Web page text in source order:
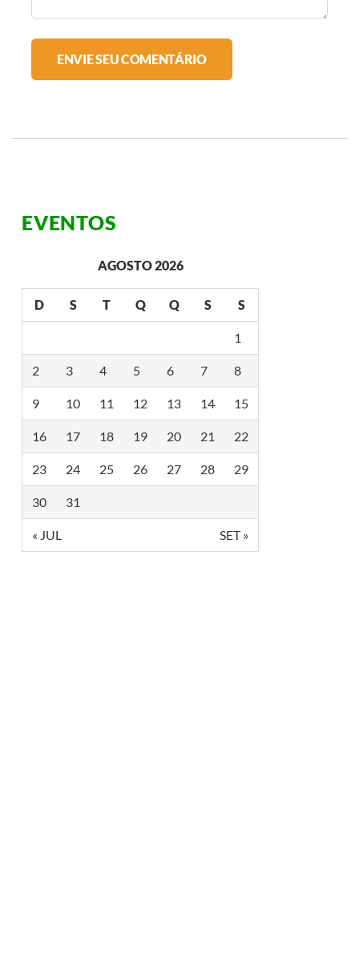
EVENTOS
AGOSTO 2026
D S T Q Q S S
1
2 3 4 5 6 7 8
9 10 11 12 13 14 15
16 17 18 19 20 21 22
23 24 25 26 27 28 29
30 31
« JUL SET »